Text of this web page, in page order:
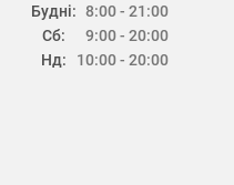
Будні:
Сб:
Нд:
8:00 - 21:00
9:00 - 20:00
10:00 - 20:00